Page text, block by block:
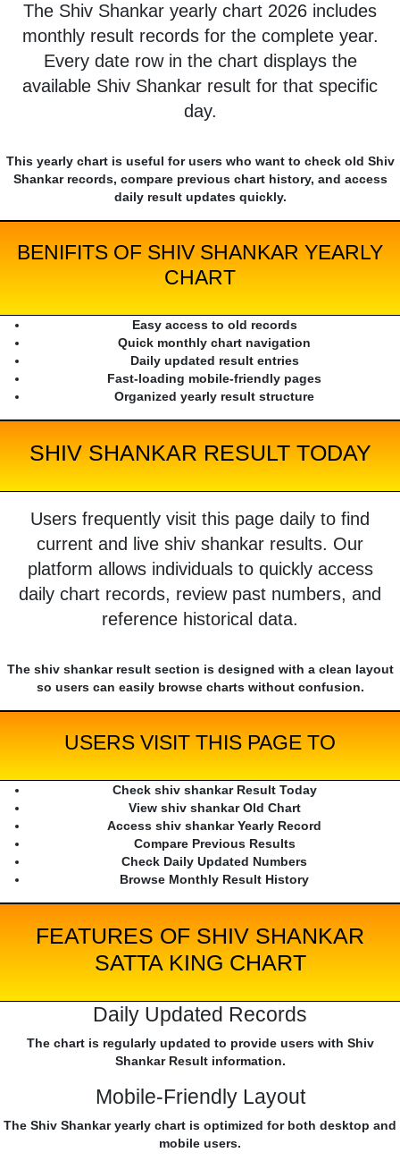
The Shiv Shankar yearly chart 2026 includes
monthly result records for the complete year.
Every date row in the chart displays the
available Shiv Shankar result for that specific
day.
This yearly chart is useful for users who want to check old Shiv
Shankar records, compare previous chart history, and access
daily result updates quickly.
BENIFITS OF SHIV SHANKAR YEARLY
CHART
Easy access to old records
Quick monthly chart navigation
Daily updated result entries
Fast-loading mobile-friendly pages
Organized yearly result structure
SHIV SHANKAR RESULT TODAY
Users frequently visit this page daily to find
current and live shiv shankar results. Our
platform allows individuals to quickly access
daily chart records, review past numbers, and
reference historical data.
The shiv shankar result section is designed with a clean layout
so users can easily browse charts without confusion.
USERS VISIT THIS PAGE TO
Check shiv shankar Result Today
View shiv shankar Old Chart
Access shiv shankar Yearly Record
Compare Previous Results
Check Daily Updated Numbers
Browse Monthly Result History
FEATURES OF SHIV SHANKAR
SATTA KING CHART
Daily Updated Records
The chart is regularly updated to provide users with Shiv
Shankar Result information.
Mobile-Friendly Layout
The Shiv Shankar yearly chart is optimized for both desktop and
mobile users.